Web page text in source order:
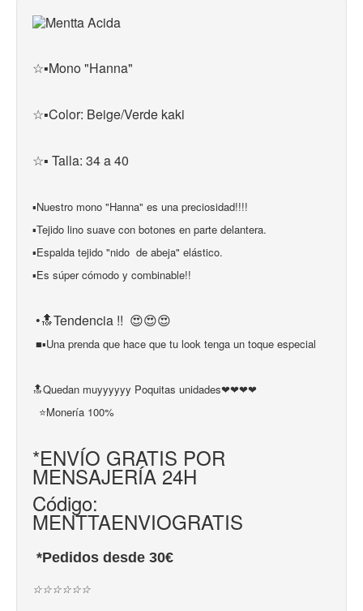
☆▪︎Mono "Hanna"
☆▪Color: Beige/Verde kaki
☆▪ Talla: 34 a 40
▪︎Nuestro mono "Hanna" es una preciosidad!!!!
▪︎Tejido lino suave con botones en parte delantera.
▪︎Espalda tejido "nido de abeja" elástico.
▪︎Es súper cómodo y combinable!!
•🔝Tendencia !! 😍😍😍
■▪Una prenda que hace que tu look tenga un toque especial
🔝Quedan muyyyyyy Poquitas unidades❤❤❤❤
⭐Monería 100%
*ENVÍO GRATIS POR
MENSAJERÍA 24H
Código:
MENTTAENVIOGRATIS
*Pedidos desde 30€
☆☆☆☆☆☆